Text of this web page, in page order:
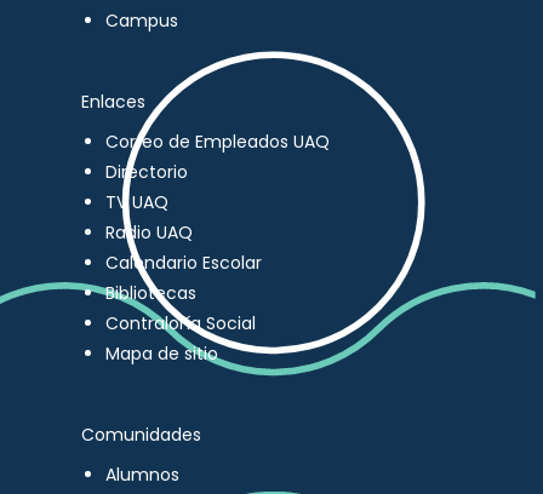
Campus
Enlaces
Correo de Empleados UAQ
Directorio
TV UAQ
Radio UAQ
Calendario Escolar
Bibliotecas
Contraloría Social
Mapa de sitio
Comunidades
Alumnos